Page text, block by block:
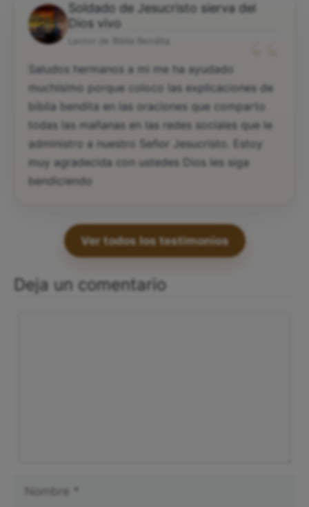
Soldado de Jesucristo sierva del
Dios vivo
“
Saludos hermanos a mi me ha ayudado
muchísimo porque coloco las explicaciones de
biblia bendita en las oraciones que comparto
todas las mañanas en las redes sociales que le
administro a nuestro Señor Jesucristo. Estoy
muy agradecida con ustedes Dios les siga
bendiciendo
Ver todos los testimonios
Deja un comentario